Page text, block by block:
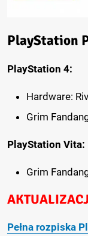
PlayStation
PlayStation 4:
Hardware:
Grim
PlayStation Vita:
Grim
Pełna rozpiska